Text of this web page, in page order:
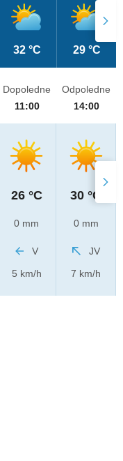
32 °C 29 °C
Dopoledne
11:00
26 °C
0 mm
V
5 km/h
Odpoledne
14:00
30 °C
0 mm
JV
7 km/h